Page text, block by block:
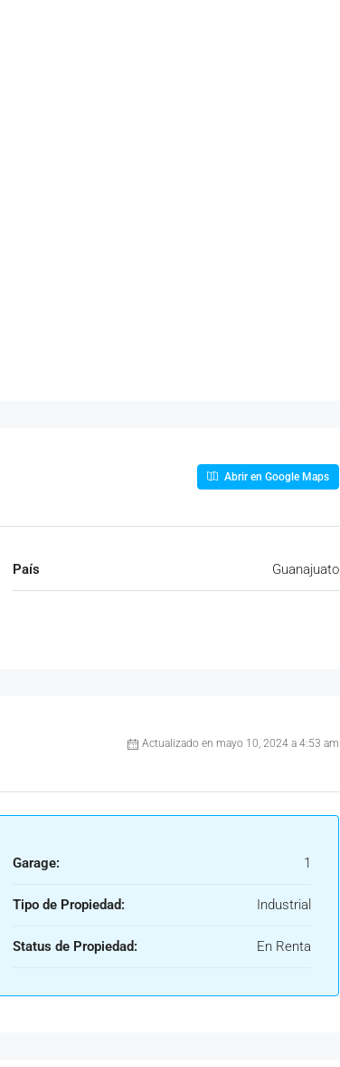
Abrir en Google Maps
País Guanajuato
Actualizado en mayo 10, 2024 a 4:53 am
Garage: 1
Tipo de Propiedad: Industrial
Status de Propiedad: En Renta